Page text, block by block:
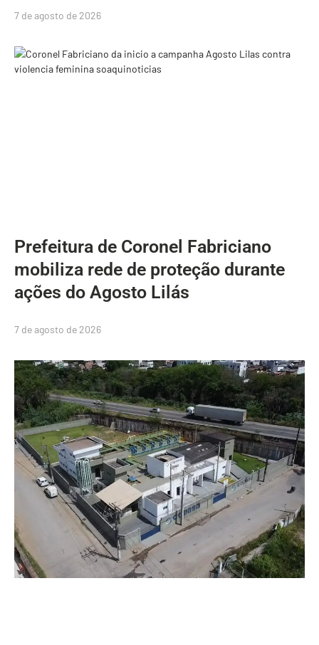
7 de agosto de 2026
Prefeitura de Coronel Fabriciano
mobiliza rede de proteção durante
ações do Agosto Lilás
7 de agosto de 2026